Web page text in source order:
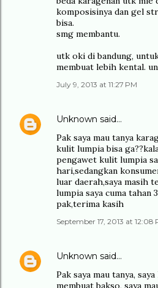
komposisinya dan gel
bisa.
smg membantu.
utk oki di bandung,
membuat lebih kental.
July 9, 2013 at 11:27 PM
Unknown said…
Pak saya mau tanya
kulit lumpia bisa
pengawet kulit lumpia
hari,sedangkan
luar daerah,saya masih
lumpia saya cuma tahan
pak,terima kasih
September 17, 2013 at 12:08
Unknown said…
Pak saya mau tanya,
membuat bakso, saya